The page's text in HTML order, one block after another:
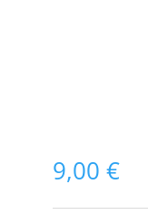
9,00 €